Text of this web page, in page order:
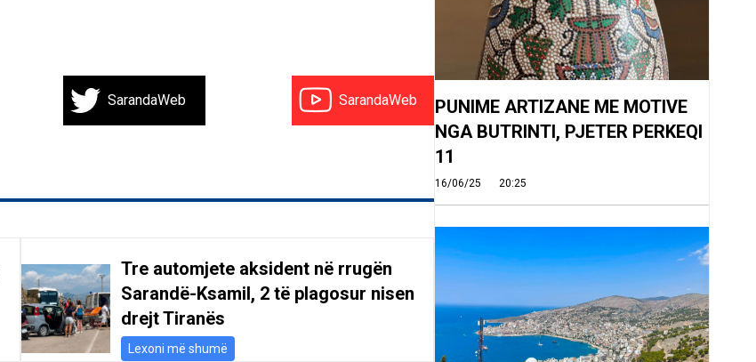
SarandaWeb SarandaWeb
Tre automjete aksident në rrugën
Sarandë-Ksamil, 2 të plagosur nisen
drejt Tiranës
Lexoni më shumë
PUNIME ARTIZANE ME MOTIVE
NGA BUTRINTI, PJETER PERKEQI
11
16/06/25 20:25